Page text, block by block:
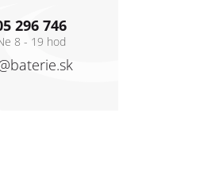
baterie.sk
296 746